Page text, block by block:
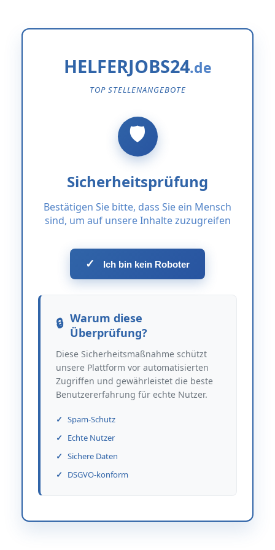
HELFERJOBS24
TOP STELLENANGEBOTE
Sicherheitsprüfung
Bestätigen Sie bitte, dass Sie ein Mensch
sind, um auf unsere Inhalte zuzugreifen
✓ Ich bin kein Roboter
Warum diese
Überprüfung?
Diese Sicherheitsmaßnahme schützt
unsere Plattform vor automatisierten
Zugriffen und gewährleistet die beste
Benutzererfahrung für echte Nutzer.
Spam-Schutz
Echte Nutzer
Sichere Daten
DSGVO-konform